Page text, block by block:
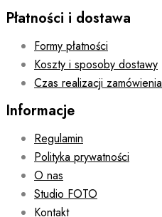
Płatności i dostawa
Formy płatności
Koszty i sposoby dostawy
Czas realizacji zamówienia
Informacje
Regulamin
Polityka prywatności
O nas
Studio FOTO
Kontakt